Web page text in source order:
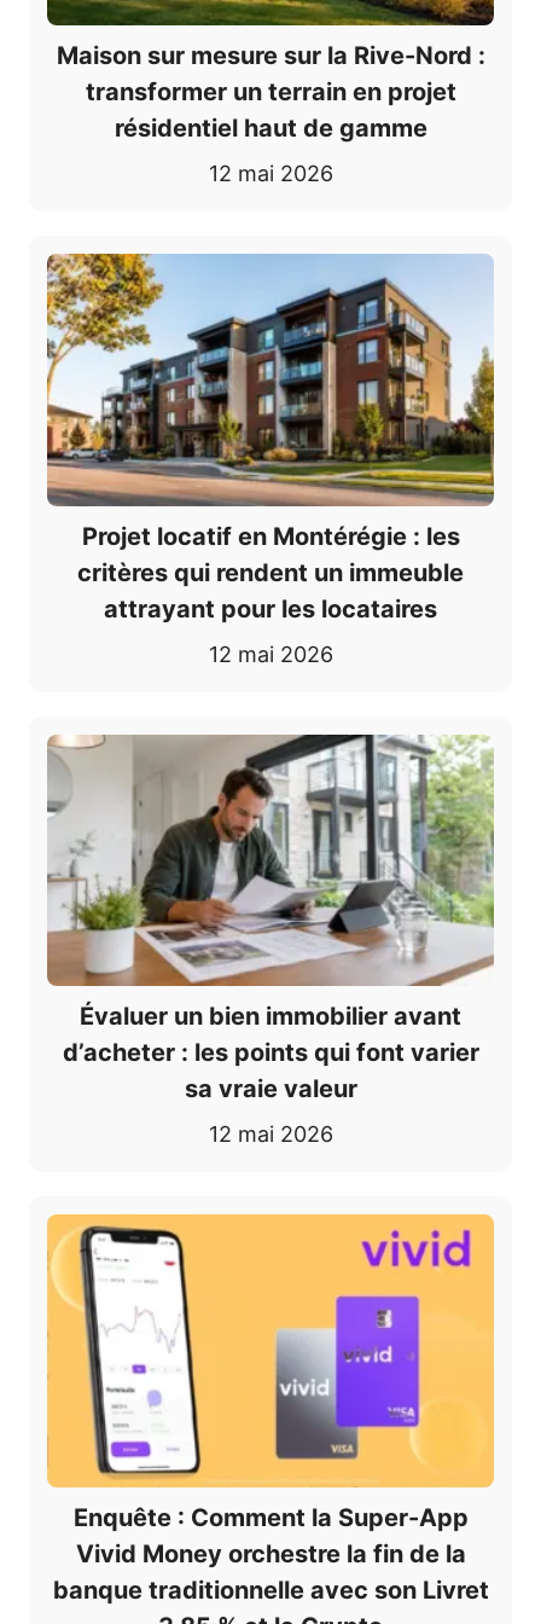
Maison sur mesure sur la Rive-Nord :
transformer un terrain en projet
résidentiel haut de gamme
12 mai 2026
Projet locatif en Montérégie : les
critères qui rendent un immeuble
attrayant pour les locataires
12 mai 2026
Évaluer un bien immobilier avant
d’acheter : les points qui font varier
sa vraie valeur
12 mai 2026
Enquête : Comment la Super-App
Vivid Money orchestre la fin de la
banque traditionnelle avec son Livret